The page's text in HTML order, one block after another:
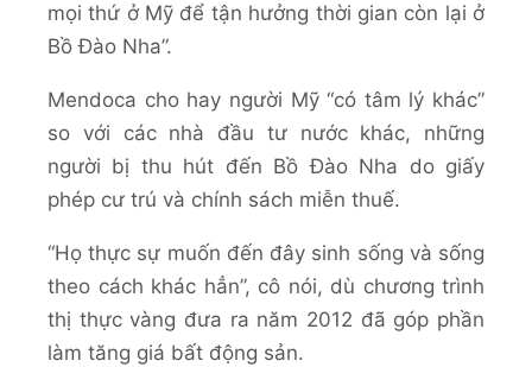
mọi thứ ở Mỹ để tận hưởng thời gian còn lại ở
Bồ Đào Nha”.
Mendoca cho hay người Mỹ “có tâm lý khác”
so với các nhà đầu tư nước khác, những
người bị thu hút đến Bồ Đào Nha do giấy
phép cư trú và chính sách miễn thuế.
“Họ thực sự muốn đến đây sinh sống và sống
theo cách khác hẳn”, cô nói, dù chương trình
thị thực vàng đưa ra năm 2012 đã góp phần
làm tăng giá bất động sản.